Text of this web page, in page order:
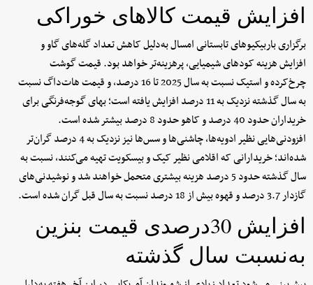
افزایش قیمت‌ کالاهای خوراکی
برگزاری باربیکیوهای تابستانی امسال به‌دلیل کاهش تعداد گله‌های گاو و
افزایش هزینه کودهای شیمیایی، پرهزینه‌تر خواهد بود. قیمت گوشت
چرخ‌کرده و استیک نسبت به سال 2025 تا 16 درصد، و قیمت هات‌داگ نسبت
به سال گذشته نزدیک به 11 درصد افزایش یافته است؛ بهای گوجه‌فرنگی برای
خریداران حدود 40 درصد و کاهو حدود 8 درصد بیشتر شده است.
افزودنی‌هایی نظیر ادویه‌ها، چاشنی‌ها و سس‌ها نیز نزدیک به 4 درصد گران‌تر
شده‌اند؛ خریدارانی که اقلامی نظیر کیک و بیسکویت تهیه می‌کنند، نسبت به
سال گذشته حدود 5 درصد هزینه بیشتری متحمل خواهند شد و نوشیدنی‌های
گازدار 3.7 درصد و قهوه بیش از 18 درصد نسبت به سال قبل گران شده است.
افزایش 30درصدی قیمت بنزین
به‌نسبت سال گذشته